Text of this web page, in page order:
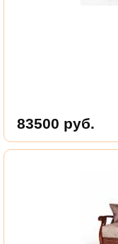
83500 руб.